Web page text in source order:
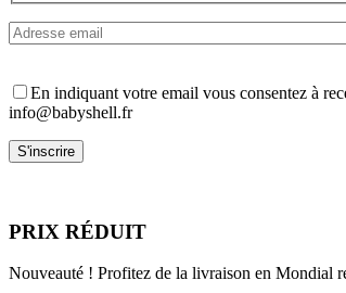
En indiquant votre email vous consentez à
info@babyshell.fr
PRIX RÉDUIT
Nouveauté ! Profitez de la livraison en Mondial